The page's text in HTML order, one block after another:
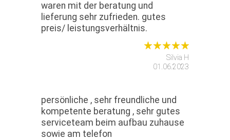
waren mit der beratung und
lieferung sehr zufrieden. gutes
preis/ leistungsverhältnis.
Silvia H
01.06.2023
persönliche , sehr freundliche und
kompetente beratung , sehr gutes
serviceteam beim aufbau zuhause
sowie am telefon